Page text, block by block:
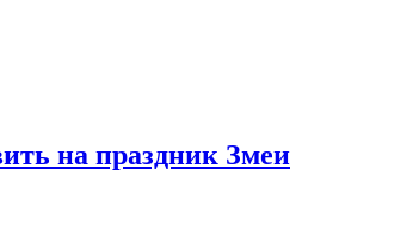
на праздник Змеи